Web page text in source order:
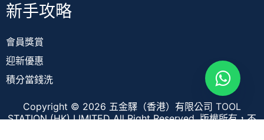
新手攻略
會員獎賞
迎新優惠
積分當錢洗
Copyright © 2026 五金驛（香港）有限公司 TOOL
STATION (HK) LIMITED All Right Reserved. 版權所有，不